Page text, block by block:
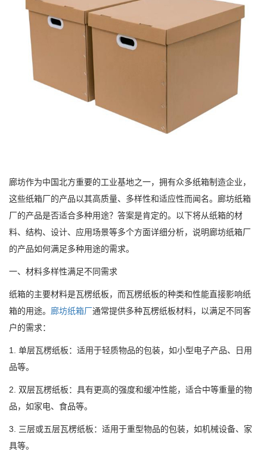
廊坊作为中国北方重要的工业基地之一，拥有众多纸箱制造企业，
这些纸箱厂的产品以其高质量、多样性和适应性而闻名。廊坊纸箱
厂的产品是否适合多种用途？答案是肯定的。以下将从纸箱的材
料、结构、设计、应用场景等多个方面详细分析，说明廊坊纸箱厂
的产品如何满足多种用途的需求。
一、材料多样性满足不同需求
纸箱的主要材料是瓦楞纸板，而瓦楞纸板的种类和性能直接影响纸
箱的用途。 廊坊纸箱厂通常提供多种瓦楞纸板材料，以满足不同客
户的需求：
1. 单层瓦楞纸板：适用于轻质物品的包装，如小型电子产品、日用
品等。
2. 双层瓦楞纸板：具有更高的强度和缓冲性能，适合中等重量的物
品，如家电、食品等。
3. 三层或五层瓦楞纸板：适用于重型物品的包装，如机械设备、家
具等。